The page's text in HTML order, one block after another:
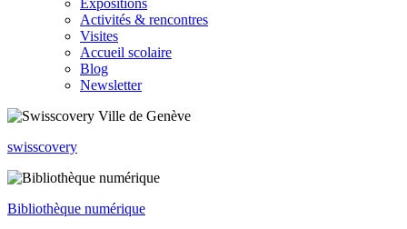
Activités & rencontres
Visites
Accueil scolaire
Blog
Newsletter
swisscovery
Bibliothèque numérique